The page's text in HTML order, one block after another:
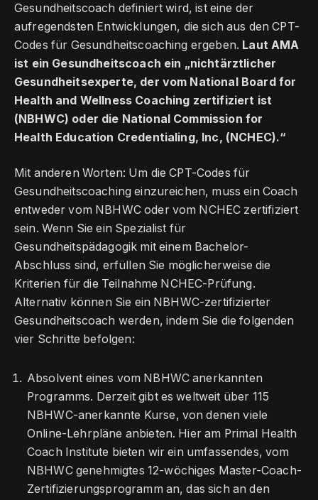
Gesundheitscoach definiert wird, ist eine der
aufregendsten Entwicklungen, die sich aus den CPT-
Codes für Gesundheitscoaching ergeben. Laut AMA
ist ein Gesundheitscoach ein „nichtärztlicher
Gesundheitsexperte, der vom National Board for
Health and Wellness Coaching zertifiziert ist
(NBHWC) oder die National Commission for
Health Education Credentialing, Inc, (NCHEC).“
Mit anderen Worten: Um die CPT-Codes für
Gesundheitscoaching einzureichen, muss ein Coach
entweder vom NBHWC oder vom NCHEC zertifiziert
sein. Wenn Sie ein Spezialist für
Gesundheitspädagogik mit einem Bachelor-
Abschluss sind, erfüllen Sie möglicherweise die
Kriterien für die Teilnahme NCHEC-Prüfung.
Alternativ können Sie ein NBHWC-zertifizierter
Gesundheitscoach werden, indem Sie die folgenden
vier Schritte befolgen:
Absolvent eines vom NBHWC anerkannten
Programms. Derzeit gibt es weltweit über 115
NBHWC-anerkannte Kurse, von denen viele
Online-Lehrpläne anbieten. Hier am Primal Health
Coach Institute bieten wir ein umfassendes, vom
NBHWC genehmigtes 12-wöchiges Master-Coach-
Zertifizierungsprogramm an, das sich an den